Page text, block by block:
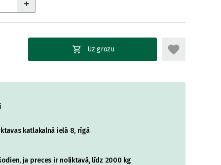
Uz grozu
katlakalnā ielā 8, rīgā
ja preces ir noliktavā, līdz 2000 kg